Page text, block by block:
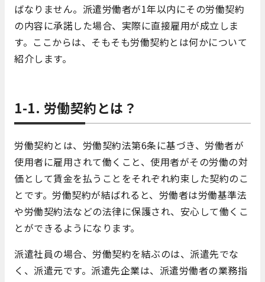
ばなりません。派遣労働者が1年以内にその労働契約
の内容に承諾した場合、実際に直接雇用が成立しま
す。ここからは、そもそも労働契約とは何かについて
紹介します。
1-1. 労働契約とは？
労働契約とは、労働契約法第6条に基づき、労働者が
使用者に雇用されて働くこと、使用者がその労働の対
価として賃金を払うことをそれぞれ約束した契約のこ
とです。労働契約が結ばれると、労働者は労働基準法
や労働契約法などの法律に保護され、安心して働くこ
とができるようになります。
派遣社員の場合、労働契約を結ぶのは、派遣先でな
く、派遣元です。派遣先企業は、派遣労働者の業務指